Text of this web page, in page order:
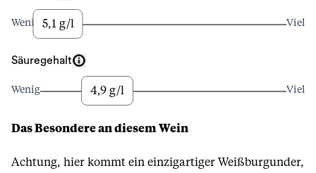
Wenig 5,1 g/l Viel
Säuregehalt
Wenig 4,9 g/l Viel
Das Besondere an diesem Wein
Achtung, hier kommt ein einzigartiger Weißburgunder,